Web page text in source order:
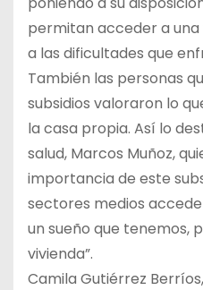
permitan acceder a una
a las dificultades que
También las personas
subsidios valoraron lo
la casa propia. Así lo
salud, Marcos Muñoz,
importancia de este
sectores medios
un sueño que tenemos,
vivienda”.
Camila Gutiérrez